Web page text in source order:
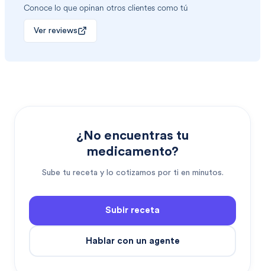
Conoce lo que opinan otros clientes como tú
Ver reviews
¿No encuentras tu
medicamento?
Sube tu receta y lo cotizamos por ti en minutos.
Subir receta
Hablar con un agente